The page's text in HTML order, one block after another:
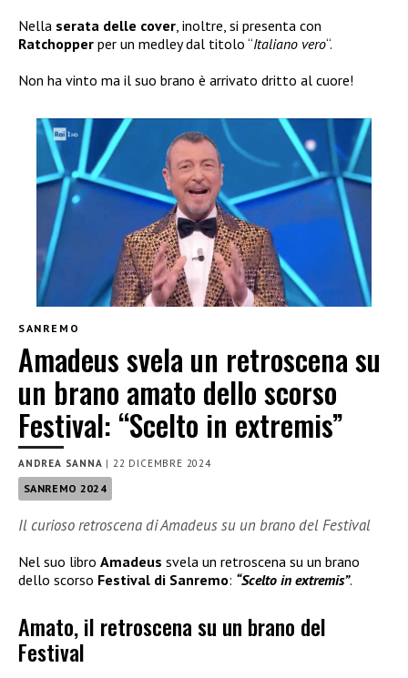
Nella serata delle cover, inoltre, si presenta con
Ratchopper per un medley dal titolo “Italiano vero“.
Non ha vinto ma il suo brano è arrivato dritto al cuore!
SANREMO
Amadeus svela un retroscena su
un brano amato dello scorso
Festival: “Scelto in extremis”
ANDREA SANNA |22 DICEMBRE 2024
SANREMO 2024
Il curioso retroscena di Amadeus su un brano del Festival
Nel suo libro Amadeus svela un retroscena su un brano
dello scorso Festival di Sanremo: “Scelto in extremis”.
Amato, il retroscena su un brano del
Festival